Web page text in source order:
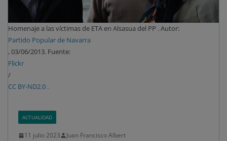
Homenaje a las víctimas de ETA en Alsasua del PP . Autor:
Partido Popular de Navarra
, 03/06/2013. Fuente:
Flickr
/
CC BY-ND2.0 .
ACTUALIDAD
11 julio 2023
Juan Francisco Albert